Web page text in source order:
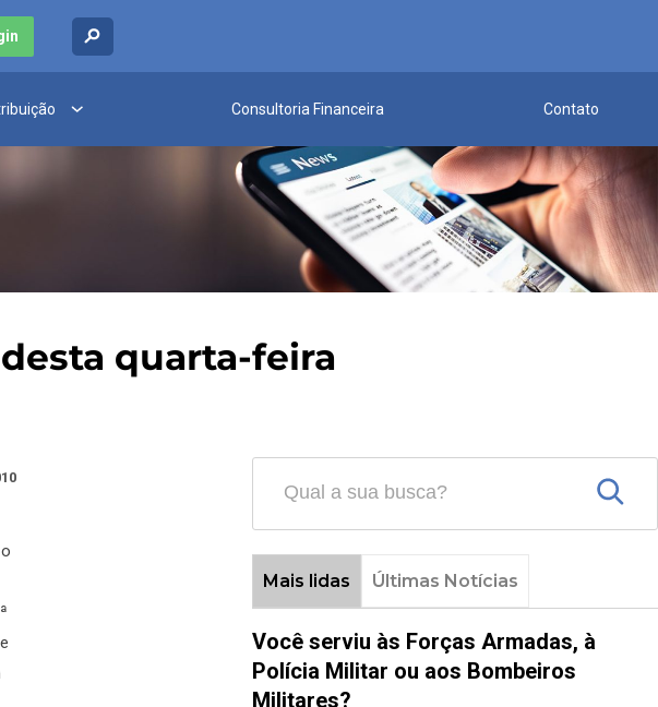
Consultoria Financeira Contato
quarta-feira
Mais lidas Últimas Notícias
Você serviu às Forças Armadas, à
Polícia Militar ou aos Bombeiros
Militares?